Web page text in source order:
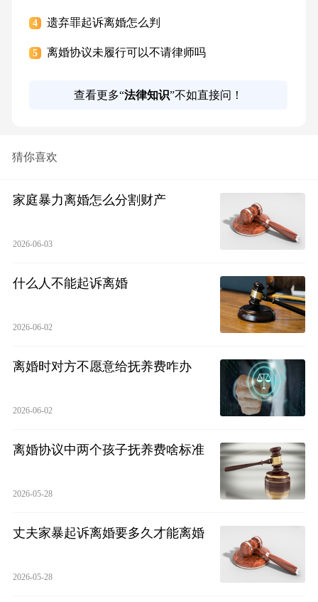
4 遗弃罪起诉离婚怎么判
5 离婚协议未履行可以不请律师吗
查看更多“法律知识”不如直接问！
猜你喜欢
家庭暴力离婚怎么分割财产
2026-06-03
什么人不能起诉离婚
2026-06-02
离婚时对方不愿意给抚养费咋办
2026-06-02
离婚协议中两个孩子抚养费啥标准
2026-05-28
丈夫家暴起诉离婚要多久才能离婚
2026-05-28